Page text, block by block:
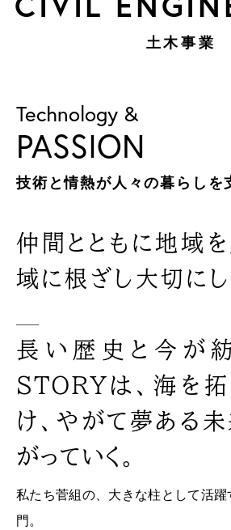
土木事業
Technology &
PASSION
技術と情熱が人々の暮らしを
仲間とともに地域
域に根ざし大切に
長い歴史と今が
STORYは、 海を拓
け、 やがて夢ある
がっていく。
私たち菅組の、大きな柱として活
門。